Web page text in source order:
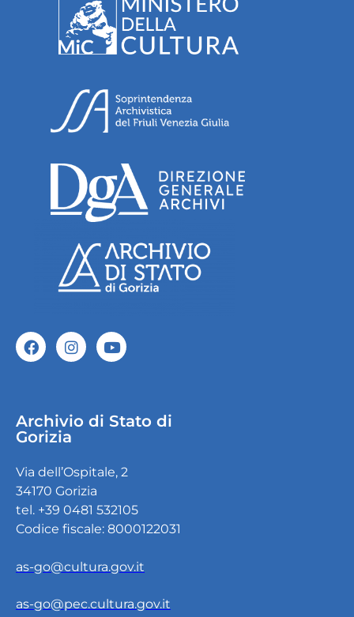
Archivio di Stato di
Gorizia
Via dell’Ospitale, 2
34170 Gorizia
tel. +39 0481 532105
Codice fiscale: 8000122031
as-go@cultura.gov.it
as-go@pec.cultura.gov.it